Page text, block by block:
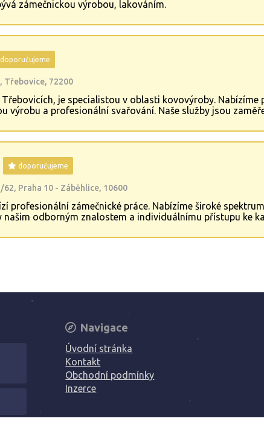
zámečnickou výrobou, lakováním.
doporučujeme
Třebovice, 72200
je specialistou v oblasti kovovýroby. Nabízíme
výrobu a profesionální svařování. Naše služby jsou
doporučujeme
62, Praha 10 - Záběhlice, 10600
profesionální zámečnické práce. Nabízíme široké
našim odborným znalostem a individuálnímu přístupu ke
Navigace
Úvodní stránka
Kontakt
Obchodní podmínky
Inzerce